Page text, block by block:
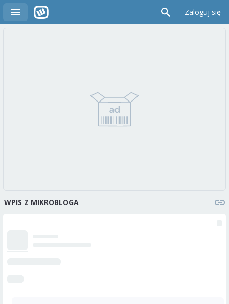
Zaloguj się
WPIS Z MIKROBLOGA